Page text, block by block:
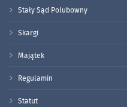
Stały Sąd Polubowny
Skargi
Majątek
Regulamin
Statut